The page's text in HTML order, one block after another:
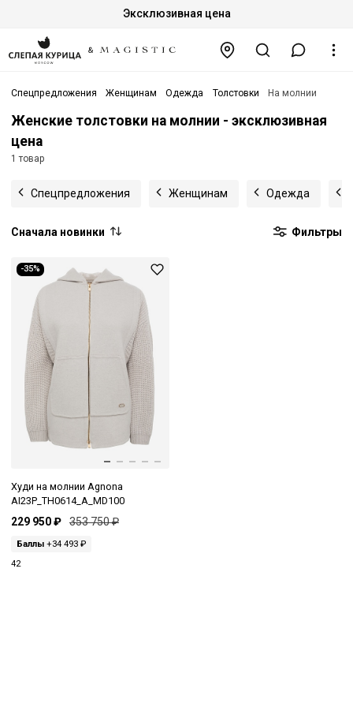
Эксклюзивная цена
Спецпредложения Женщинам Одежда Толстовки На молнии
Женские толстовки на молнии - эксклюзивная
цена
1 товар
Спецпредложения Женщинам Одежда
Сначала новинки Фильтры
-35%
Худи на молнии Agnona
AI23P_TH0614_A_MD100
229 950 ₽ 353 750 ₽
Баллы +34 493 ₽
42